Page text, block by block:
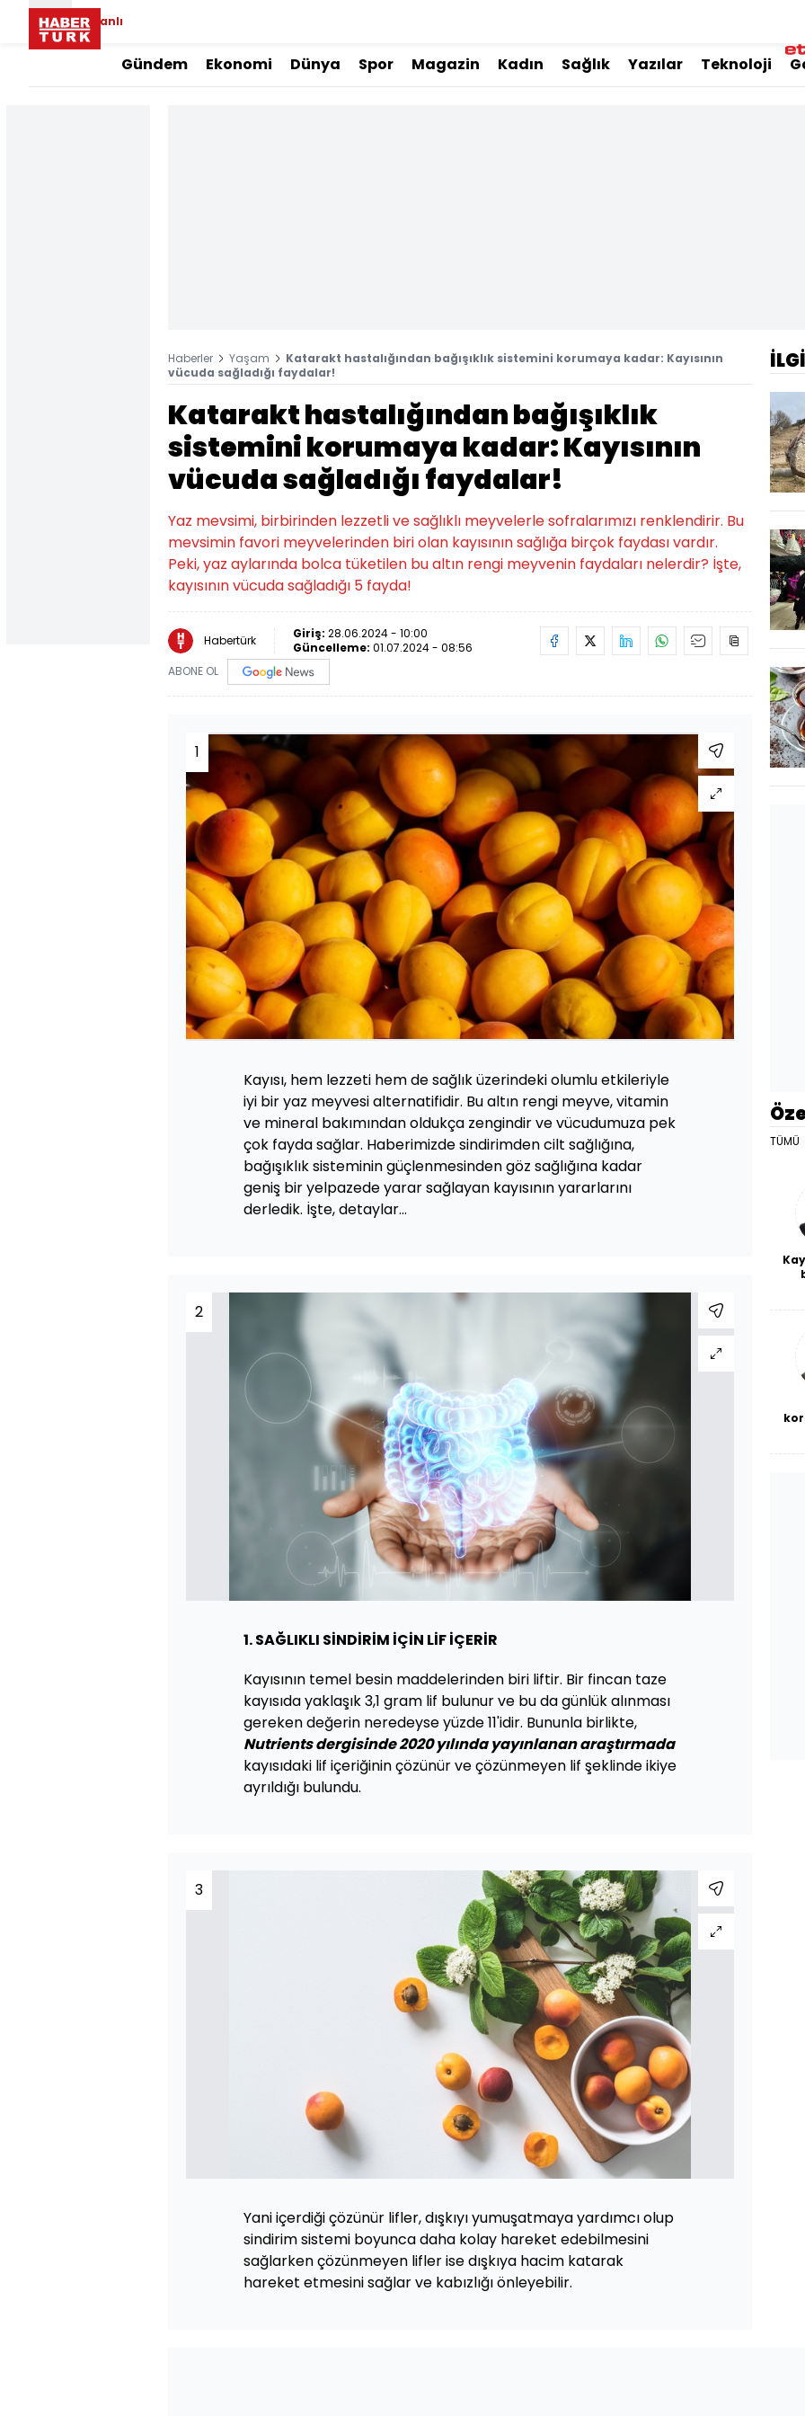
Canlı
Gündem Ekonomi Dünya Spor Magazin Kadın Sağlık Yazılar Teknoloji
Haberler Yaşam
Katarakt hastalığından bağışıklık sistemini korumaya kadar: Kayısının
vücuda sağladığı faydalar!
Katarakt hastalığından bağışıklık
sistemini korumaya kadar: Kayısının
vücuda sağladığı faydalar!
Yaz mevsimi, birbirinden lezzetli ve sağlıklı meyvelerle sofralarımızı renklendirir. Bu
mevsimin favori meyvelerinden biri olan kayısının sağlığa birçok faydası vardır.
Peki, yaz aylarında bolca tüketilen bu altın rengi meyvenin faydaları nelerdir? İşte,
kayısının vücuda sağladığı 5 fayda!
Habertürk Giriş: 28.06.2024 - 10:00
Güncelleme: 01.07.2024 - 08:56
ABONE OL
1
Kayısı, hem lezzeti hem de sağlık üzerindeki olumlu etkileriyle
iyi bir yaz meyvesi alternatifidir. Bu altın rengi meyve, vitamin
ve mineral bakımından oldukça zengindir ve vücudumuza pek
çok fayda sağlar. Haberimizde sindirimden cilt sağlığına,
bağışıklık sisteminin güçlenmesinden göz sağlığına kadar
geniş bir yelpazede yarar sağlayan kayısının yararlarını
derledik. İşte, detaylar...
2
1. SAĞLIKLI SİNDİRİM İÇİN LİF İÇERİR
Kayısının temel besin maddelerinden biri liftir. Bir fincan taze
kayısıda yaklaşık 3,1 gram lif bulunur ve bu da günlük alınması
gereken değerin neredeyse yüzde 11'idir. Bununla birlikte,
Nutrients dergisinde 2020 yılında yayınlanan araştırmada
kayısıdaki lif içeriğinin çözünür ve çözünmeyen lif şeklinde ikiye
ayrıldığı bulundu.
3
Yani içerdiği çözünür lifler, dışkıyı yumuşatmaya yardımcı olup
sindirim sistemi boyunca daha kolay hareket edebilmesini
sağlarken çözünmeyen lifler ise dışkıya hacim katarak
hareket etmesini sağlar ve kabızlığı önleyebilir.
TÜMÜ